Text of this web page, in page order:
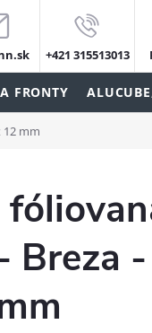
+421 315513013
FRONTY
12 mm
Breza